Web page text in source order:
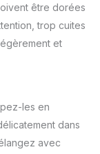
être dorées
trop cuites
et
les en
dans
avec